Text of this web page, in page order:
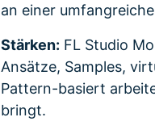
an einer
Stärken: FL Studio
Ansätze, Samples,
Pattern-basiert
bringt.